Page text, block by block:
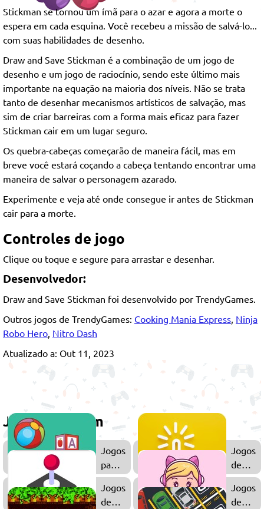
Stickman se tornou um ímã para o azar e agora a morte o
espera em cada esquina. Você recebeu a missão de salvá-lo...
com suas habilidades de desenho.
Draw and Save Stickman é a combinação de um jogo de
desenho e um jogo de raciocínio, sendo este último mais
importante na equação na maioria dos níveis. Não se trata
tanto de desenhar mecanismos artísticos de salvação, mas
sim de criar barreiras com a forma mais eficaz para fazer
Stickman cair em um lugar seguro.
Os quebra-cabeças começarão de maneira fácil, mas em
breve você estará coçando a cabeça tentando encontrar uma
maneira de salvar o personagem azarado.
Experimente e veja até onde consegue ir antes de Stickman
cair para a morte.
Controles de jogo
Clique ou toque e segure para arrastar e desenhar.
Desenvolvedor:
Draw and Save Stickman foi desenvolvido por TrendyGames.
Outros jogos de TrendyGames: Cooking Mania Express, Ninja
Robo Hero, Nitro Dash
Atualizado a: Out 11, 2023
Jogue também
Jogos
para
Crianças
Jogos
de
Clicker
Jogos
de
Jogos
de